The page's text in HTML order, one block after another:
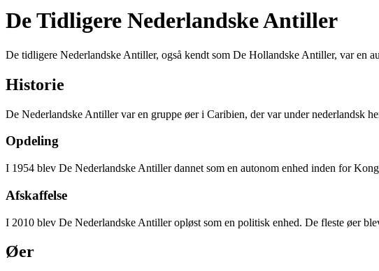
De Tidligere Nederlandske Antiller
De tidligere Nederlandske Antiller, også kendt som De Hollandske Antiller, var en
Historie
De Nederlandske Antiller var en gruppe øer i Caribien, der var under nederlandsk
Opdeling
I 1954 blev De Nederlandske Antiller dannet som en autonom enhed inden for
Afskaffelse
I 2010 blev De Nederlandske Antiller opløst som en politisk enhed. De fleste øer
Øer